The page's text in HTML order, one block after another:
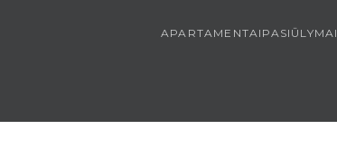
APARTAMENTAI PASIŪLYMAI